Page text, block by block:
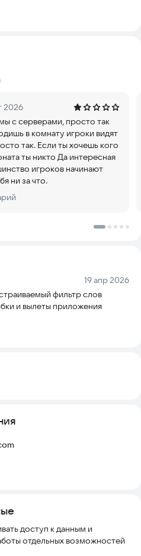
знают пароль.
2026
с серверами, просто так
в комнату игроки видят
хочешь кого
ты никто Да интересная
игроков начинают
ни за что.
Дата:
19 апр 2026
фильтр слов
и вылеты приложения
доступ к данным и
отдельных возможностей